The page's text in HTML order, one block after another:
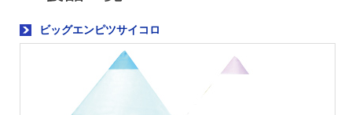
ビッグエンピツサイコロ